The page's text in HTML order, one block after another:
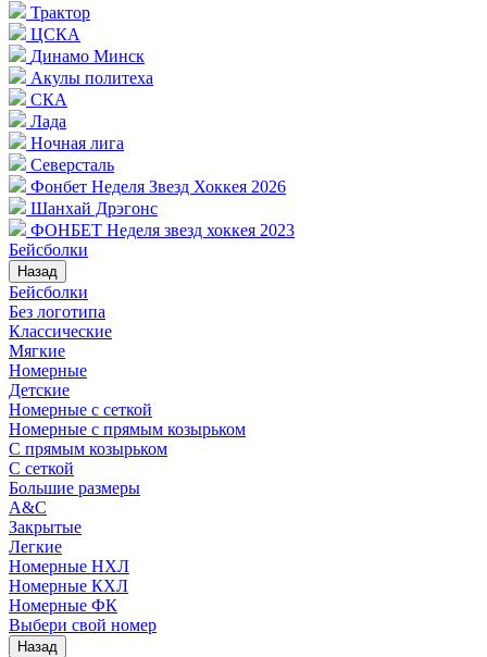
Трактор
ЦСКА
Динамо Минск
Акулы политеха
СКА
Лада
Ночная лига
Северсталь
Фонбет Неделя Звезд Хоккея 2026
Шанхай Дрэгонс
ФОНБЕТ Неделя звезд хоккея 2023
Бейсболки
Назад
Бейсболки
Без логотипа
Классические
Мягкие
Номерные
Детские
Номерные с сеткой
Номерные с прямым козырьком
С прямым козырьком
С сеткой
Большие размеры
A&C
Закрытые
Легкие
Номерные НХЛ
Номерные КХЛ
Номерные ФК
Выбери свой номер
Назад